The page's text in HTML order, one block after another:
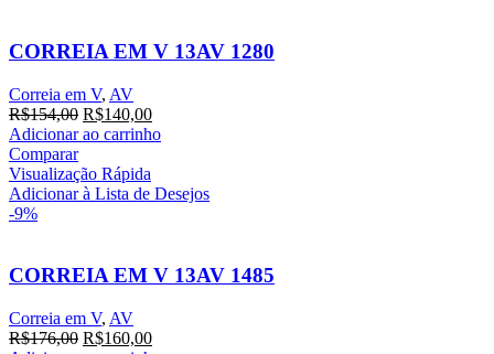
CORREIA EM V 13AV 1280
Correia em V, AV
R$154,00 O
preço
era:
R$154,00.
R$140,00O
preço
R$140,00.
Adicionar ao carrinho
Comparar
Visualização Rápida
Adicionar à Lista de Desejos
-9%
CORREIA EM V 13AV 1485
Correia em V, AV
R$176,00 O
R$160,00O